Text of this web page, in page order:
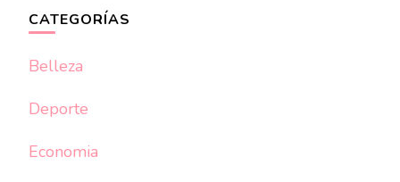
CATEGORÍAS
Belleza
Deporte
Economia